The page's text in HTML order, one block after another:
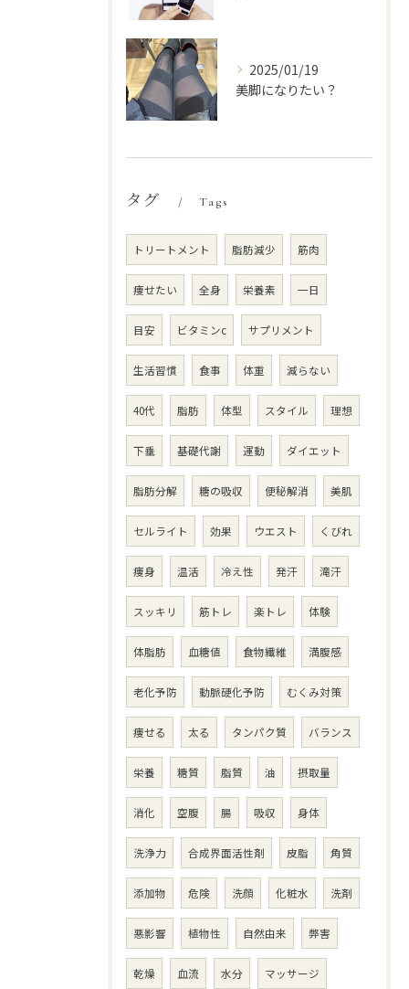
2025/01/19
美脚になりたい？
タグ Tags
トリートメント 脂肪減少 筋肉
痩せたい 全身 栄養素 一日
目安 ビタミンc サプリメント
生活習慣 食事 体重 減らない
40代 脂肪 体型 スタイル 理想
下垂 基礎代謝 運動 ダイエット
脂肪分解 糖の吸収 便秘解消 美肌
セルライト 効果 ウエスト くびれ
痩身 温活 冷え性 発汗 滝汗
スッキリ 筋トレ 楽トレ 体験
体脂肪 血糖値 食物繊維 満腹感
老化予防 動脈硬化予防 むくみ対策
痩せる 太る タンパク質 バランス
栄養 糖質 脂質 油 摂取量
消化 空腹 腸 吸収 身体
洗浄力 合成界面活性剤 皮脂 角質
添加物 危険 洗顔 化粧水 洗剤
悪影響 植物性 自然由来 弊害
乾燥 血流 水分 マッサージ